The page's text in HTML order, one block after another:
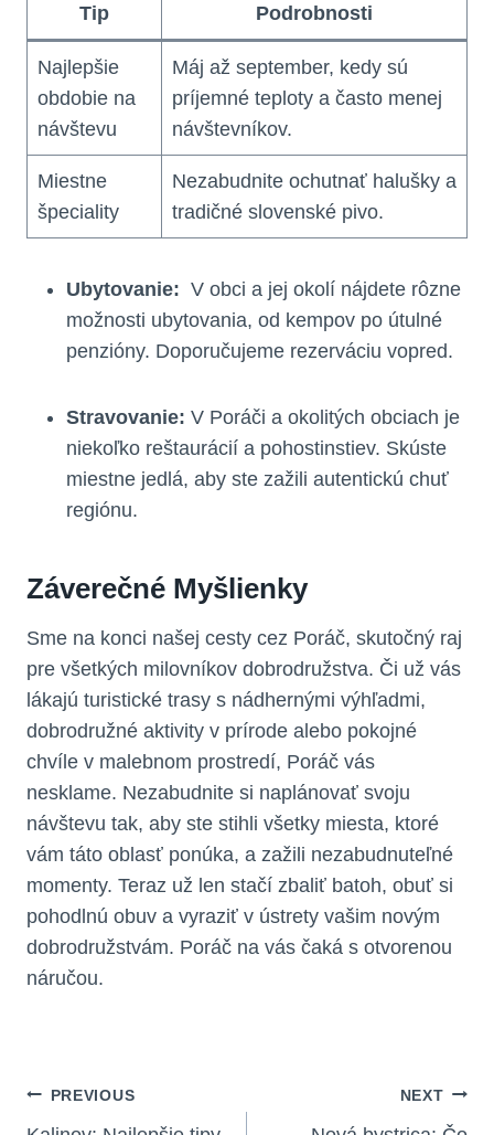
Tip Podrobnosti
Najlepšie‍
obdobie na⁤
návštevu
Máj až september, kedy sú
príjemné teploty a často menej
návštevníkov.
Miestne
špeciality
Nezabudnite ochutnať halušky a
tradičné slovenské pivo.
Ubytovanie: ⁣ V obci a jej‌ okolí nájdete⁣ rôzne
možnosti ubytovania, od kempov po útulné
penzióny.‌ Doporučujeme‍ rezerváciu‍ vopred.
Stravovanie: V Poráči a okolitých obciach je
niekoľko reštaurácií a pohostinstiev. Skúste​
miestne jedlá, ‍aby ste zažili autentickú ​chuť
regiónu.
Záverečné Myšlienky
Sme na konci našej cesty cez Poráč, skutočný raj
pre všetkých milovníkov dobrodružstva.⁤ Či už vás⁤
lákajú‌ turistické ‌trasy s nádhernými‍ výhľadmi,
dobrodružné aktivity‍ v prírode ⁣alebo pokojné
chvíle v malebnom‌ prostredí, Poráč ​vás
nesklame.‌ Nezabudnite si ​naplánovať svoju
návštevu tak, aby ste stihli všetky miesta, ktoré
vám táto oblasť ⁤ponúka, a zažili nezabudnuteľné
momenty. Teraz‌ už len stačí zbaliť batoh, obuť​ si
pohodlnú obuv a vyraziť v ⁣ústrety ⁢vašim novým
dobrodružstvám. ⁢Poráč na vás čaká s otvorenou
náručou.
Navigácia
PREVIOUS NEXT